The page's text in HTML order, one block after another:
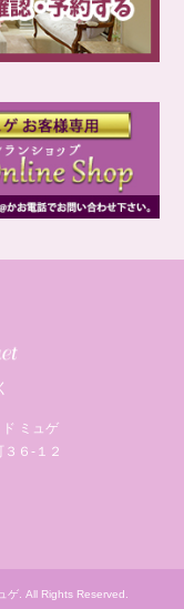
ミュゲ
６‐１２
ゲ. All Rights Reserved.